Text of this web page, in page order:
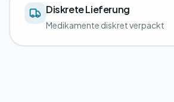
Diskrete Lieferung
Medikamente diskret verpackt